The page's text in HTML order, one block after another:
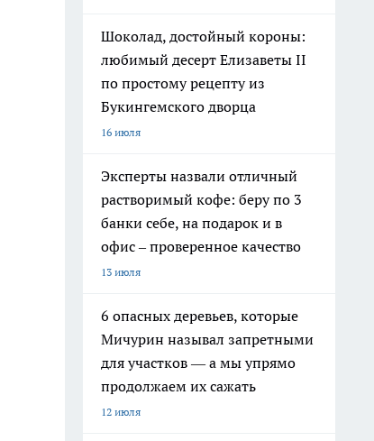
Шоколад, достойный короны:
любимый десерт Елизаветы II
по простому рецепту из
Букингемского дворца
16 июля
Эксперты назвали отличный
растворимый кофе: беру по 3
банки себе, на подарок и в
офис – проверенное качество
13 июля
6 опасных деревьев, которые
Мичурин называл запретными
для участков — а мы упрямо
продолжаем их сажать
12 июля